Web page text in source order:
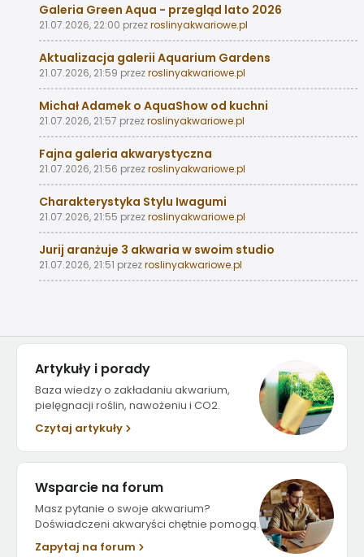
Galeria Green Aqua - przegląd lato 2026
21.07.2026, 22:00 przezroslinyakwariowe.pl
Aktualizacja galerii Aquarium Gardens
21.07.2026, 21:59 przezroslinyakwariowe.pl
Michał Adamek o AquaShow od kuchni
21.07.2026, 21:57 przezroslinyakwariowe.pl
Fajna galeria akwarystyczna
21.07.2026, 21:56 przezroslinyakwariowe.pl
Charakterystyka Stylu Iwagumi
21.07.2026, 21:55 przezroslinyakwariowe.pl
Jurij aranżuje 3 akwaria w swoim studio
21.07.2026, 21:51 przezroslinyakwariowe.pl
Artykuły i porady
Baza wiedzy o zakładaniu akwarium,
pielęgnacji roślin, nawożeniu i CO2.
Czytaj artykuły
Wsparcie na forum
Masz pytanie o swoje akwarium?
Doświadczeni akwaryści chętnie pomogą.
Zapytaj na forum